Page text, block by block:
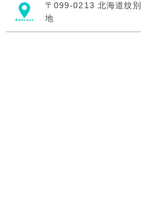
〒099-0213 北海道纹
地